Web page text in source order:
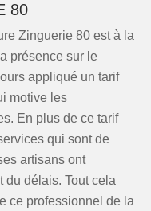
80
Zinguerie 80 est à la
présence sur le
appliqué un tarif
motive les
En plus de ce tarif
qui sont de
artisans ont
du délais. Tout cela
ce professionnel de la